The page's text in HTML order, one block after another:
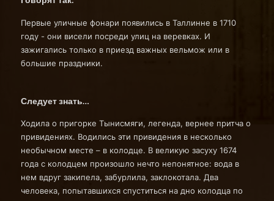
Первые уличные фонари появились в Таллинне в 1710
году - они висели посреди улиц на веревках. И
зажигались только в приезд важных вельмож или в
большие праздники.
Следует знать…
Ходила о пригорке Тынисмяги, легенда, вернее притча о
привидениях. Водились эти привидения в несколько
необычном месте – в колодце. В великую засуху 1674
года с колодцем произошло нечто непонятное: вода в
нем вдруг закипела, забурлила, заклокотала. Два
человека, попытавшихся спуститься на дно колодца по